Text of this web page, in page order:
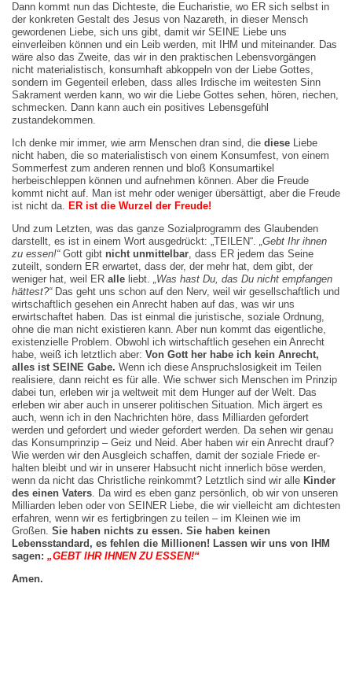
Dann kommt nun das Dichteste, die Eucharistie, wo ER sich selbst in
der konkreten Gestalt des Jesus von Nazareth, in dieser Mensch
gewordenen Liebe, sich uns gibt, damit wir SEINE Liebe uns
einverleiben können und ein Leib werden, mit IHM und miteinander. Das
wäre also das Zweite, das wir in den praktischen Lebensvorgängen
nicht materialistisch, konsumhaft abkoppeln von der Liebe Gottes,
sondern im Gegenteil erleben, dass alles Irdische im weitesten Sinn
Sakrament werden kann, wo wir die Liebe Gottes sehen, hören, riechen,
schmecken. Dann kann auch ein positives Lebensgefühl
zustandekommen.
Ich denke mir immer, wie arm Menschen dran sind, die diese Liebe
nicht haben, die so materialistisch von einem Konsumfest, von einem
Sommerfest zum anderen rennen und bloß Konsumartikel
herbeischleppen können und aufnehmen können. Aber die Freude
kommt nicht auf. Man ist mehr oder weniger übersättigt, aber die Freude
ist nicht da. ER ist die Wurzel der Freude!
Und zum Letzten, was das ganze Sozialprogramm des Glaubenden
darstellt, es ist in einem Wort ausgedrückt: „TEILEN“. „Gebt Ihr ihnen
zu essen!“Gott gibt nicht unmittelbar, dass ER jedem das Seine
zuteilt, sondern ER erwartet, dass der, der mehr hat, dem gibt, der
weniger hat, weil ER alle liebt. „Was hast Du, das Du nicht empfangen
hättest?“Das geht uns schon auf den Nerv, weil wir gesellschaft­lich und
wirtschaftlich gesehen ein Anrecht haben auf das, was wir uns
erwirtschaftet haben. Das ist einmal die juristische, soziale Ordnung,
ohne die man nicht existieren kann. Aber nun kommt das eigentliche,
existenzielle Problem. Obwohl ich wirtschaftlich gesehen ein Anrecht
habe, weiß ich letztlich aber: Von Gott her habe ich kein Anrecht,
alles ist SEINE Gabe. Wenn ich diese Anspruchslosigkeit im Teilen
realisiere, dann reicht es für alle. Wie schwer sich Menschen im Prinzip
dabei tun, erleben wir ja weltweit mit dem Hunger auf der Welt. Das
erleben wir aber auch in unserer politischen Situation. Mich ärgert es
auch, wenn ich in den Nachrichten höre, dass Milliarden gefordert
werden und gefordert und wieder gefordert werden. Da sehen wir genau
das Konsumprinzip – Geiz und Neid. Aber haben wir ein Anrecht drauf?
Wie werden wir den Ausgleich schaffen, damit der soziale Friede er­
halten bleibt und wir in unserer Habsucht nicht innerlich böse werden,
wenn da nicht das Christliche reinkommt? Letztlich sind wir alle Kinder
des einen Vaters. Da wird es eben ganz persönlich, ob wir von unseren
Milliarden leben oder von SEINER Liebe, die wir vielleicht am dichtesten
erfahren, wenn wir es fertigbringen zu teilen – im Kleinen wie im
Großen. Sie haben nichts zu essen. Sie haben keinen
Lebensstandard, es feh­len die Millionen! Lassen wir uns von IHM
sagen: „GEBT IHR IHNEN ZU ESSEN!“
Amen.